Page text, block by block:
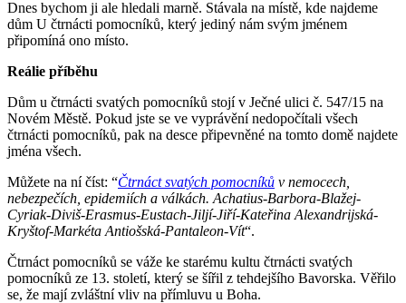
Dnes bychom ji ale hledali marně. Stávala na místě, kde najdeme
dům U čtrnácti pomocníků, který jediný nám svým jménem
připomíná ono místo.
Reálie příběhu
Dům u čtrnácti svatých pomocníků stojí v Ječné ulici č. 547/15 na
Novém Městě. Pokud jste se ve vyprávění nedopočítali všech
čtrnácti pomocníků, pak na desce připevněné na tomto domě najdete
jména všech.
Můžete na ní číst: “Čtrnáct svatých pomocníků v nemocech,
nebezpečích, epidemiích a válkách. Achatius-Barbora-Blažej-
Cyriak-Diviš-Erasmus-Eustach-Jiljí-Jiří-Kateřina Alexandrijská-
Kryštof-Markéta Antiošská-Pantaleon-Vít“.
Čtrnáct pomocníků se váže ke starému kultu čtrnácti svatých
pomocníků ze 13. století, který se šířil z tehdejšího Bavorska. Věřilo
se, že mají zvláštní vliv na přímluvu u Boha.